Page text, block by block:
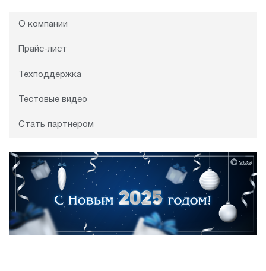
О компании
Прайс-лист
Техподдержка
Тестовые видео
Стать партнером